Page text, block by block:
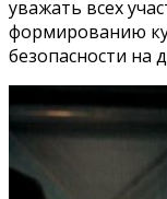
уважать всех
формированию
безопасности на